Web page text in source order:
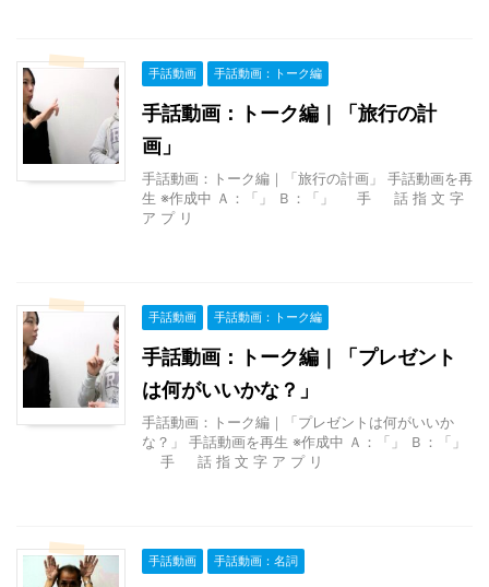
手話動画 手話動画：トーク編
手話動画：トーク編｜「旅行の計
画」
手話動画：トーク編｜「旅行の計画」 手話動画を再
生 ※作成中 Ａ：「」 Ｂ：「」 手 話 指 文 字
ア プ リ
手話動画 手話動画：トーク編
手話動画：トーク編｜「プレゼント
は何がいいかな？」
手話動画：トーク編｜「プレゼントは何がいいか
な？」 手話動画を再生 ※作成中 Ａ：「」 Ｂ：「」
手 話 指 文 字 ア プ リ
手話動画 手話動画：名詞